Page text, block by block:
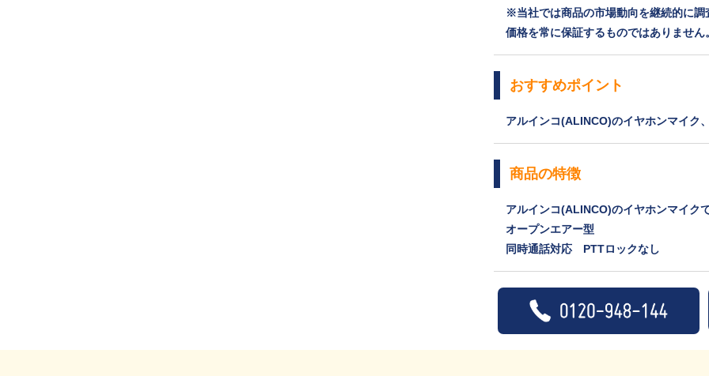
※当社では商品の市場動向を継続的に
価格を常に保証するものではありません
おすすめポイント
アルインコ(ALINCO)のイヤホンマイク
商品の特徴
アルインコ(ALINCO)のイヤホンマイク
オープンエアー型
同時通話対応 PTTロックなし